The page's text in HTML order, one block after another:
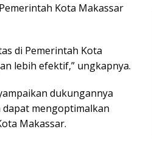
Kota Makassar
di Pemerintah Kota
lebih efektif,” ungkapnya.
dukungannya
dapat mengoptimalkan
Makassar.